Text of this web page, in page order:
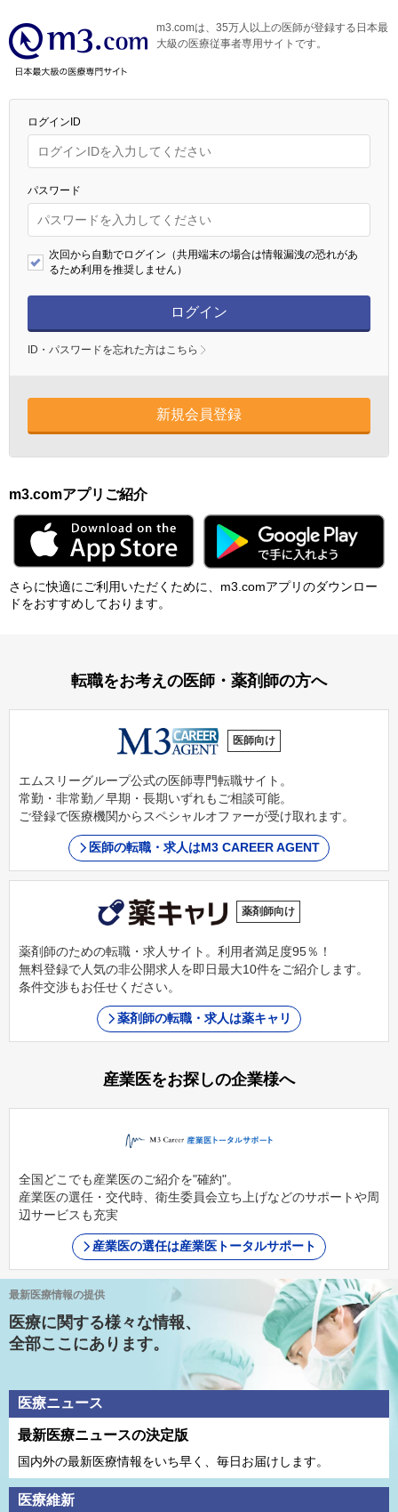
m3.comは、35万人以上の医師が登録する日本最
大級の医療従事者専用サイトです。
ログインID
パスワード
次回から自動でログイン（共用端末の場合は情報漏洩の恐れがあ
るため利用を推奨しません）
ログイン
ID・パスワードを忘れた方はこちら
新規会員登録
m3.comアプリご紹介
さらに快適にご利⽤いただくために、m3.comアプリのダウンロー
ドをおすすめしております。
転職をお考えの医師・薬剤師の方へ
医師向け
エムスリーグループ公式の医師専門転職サイト。
常勤・非常勤／早期・長期いずれもご相談可能。
ご登録で医療機関からスペシャルオファーが受け取れます。
医師の転職・求人はM3 CAREER AGENT
薬剤師向け
薬剤師のための転職・求人サイト。利用者満足度95％！
無料登録で人気の非公開求人を即日最大10件をご紹介します。
条件交渉もお任せください。
薬剤師の転職・求人は薬キャリ
産業医をお探しの企業様へ
全国どこでも産業医のご紹介を"確約"。
産業医の選任・交代時、衛生委員会立ち上げなどのサポートや周
辺サービスも充実
産業医の選任は産業医トータルサポート
最新医療情報の提供
医療に関する様々な情報、
全部ここにあります。
医療ニュース
最新医療ニュースの決定版
国内外の最新医療情報をいち早く、毎日お届けします。
医療維新